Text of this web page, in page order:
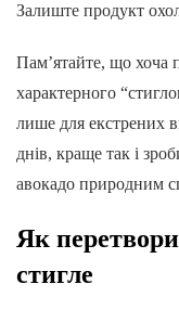
Залиште продукт
Пам’ятайте, що хоча
характерного
лише для екстрених
днів, краще так і
авокадо природним
Як
стигле